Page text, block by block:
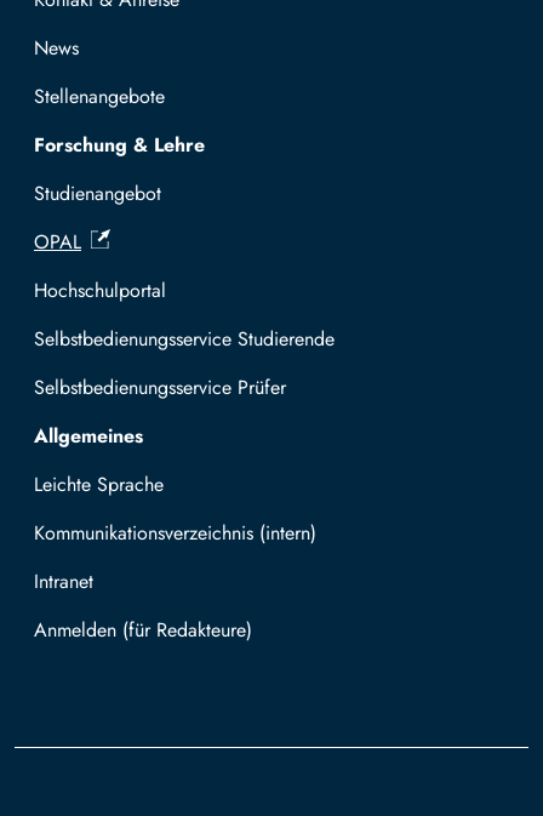
News
Stellenangebote
Forschung & Lehre
Studienangebot
OPAL
Hochschulportal
Selbstbedienungsservice Studierende
Selbstbedienungsservice Prüfer
Allgemeines
Leichte Sprache
Kommunikationsverzeichnis (intern)
Intranet
Mit TUBAF Login anmelden